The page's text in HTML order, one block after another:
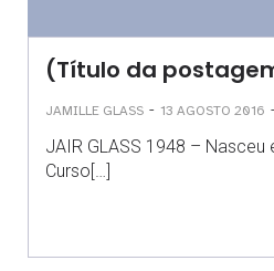
(Título da
JAMILLE GLASS - 13 AGOSTO 2016
JAIR GLASS 1948 – Nasceu
Curso[…]